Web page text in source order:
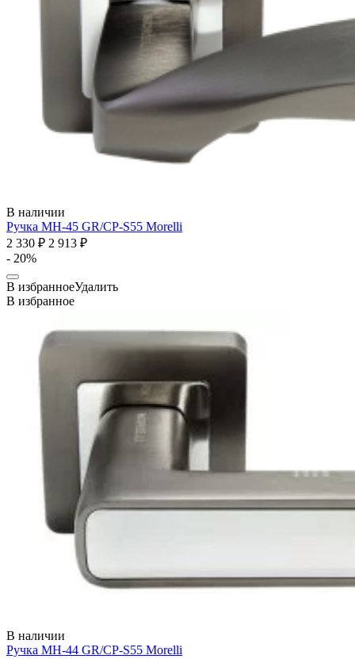
В наличии
Ручка MH-45 GR/CP-S55 Morelli
2 330 ₽ 2 913 ₽
- 20%
В избранноеУдалить
В избранное
В наличии
Ручка MH-44 GR/CP-S55 Morelli